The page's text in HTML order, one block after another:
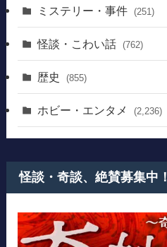
ミステリー・事件 (251)
怪談・こわい話 (762)
歴史 (855)
ホビー・エンタメ (2,236)
怪談・奇談、絶賛募集中！